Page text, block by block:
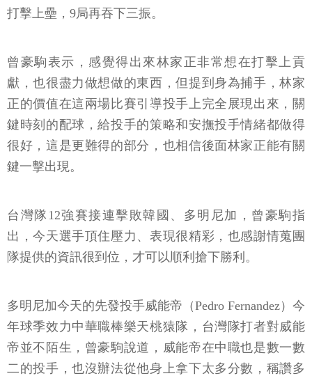
打擊上壘，9局再吞下三振。
曾豪駒表示，感覺得出來林家正非常想在打擊上貢
獻，也很盡力做想做的東西，但提到身為捕手，林家
正的價值在這兩場比賽引導投手上完全展現出來，關
鍵時刻的配球，給投手的策略和安撫投手情緒都做得
很好，這是更難得的部分，也相信後面林家正能有關
鍵一擊出現。
台灣隊12強賽接連擊敗韓國、多明尼加，曾豪駒指
出，今天選手頂住壓力、表現很精彩，也感謝情蒐團
隊提供的資訊很到位，才可以順利搶下勝利。
多明尼加今天的先發投手威能帝（Pedro Fernandez）今
年球季效力中華職棒樂天桃猿隊，台灣隊打者對威能
帝並不陌生，曾豪駒說道，威能帝在中職也是數一數
二的投手，也沒辦法從他身上拿下太多分數，稱讚多